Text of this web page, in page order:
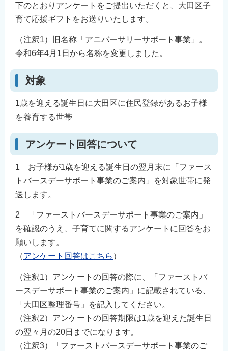
下のとおりアンケートをご提出いただくと、大田区子
育て応援ギフトをお送りいたします。
（注釈1）旧名称「アニバーサリーサポート事業」。
令和6年4月1日から名称を変更しました。
対象
1歳を迎える誕生日に大田区に住民登録があるお子様
を養育する世帯
アンケート回答について
1 お子様が1歳を迎える誕生日の翌月末に「ファース
トバースデーサポート事業のご案内」を対象世帯に発
送します。
2 「ファーストバースデーサポート事業のご案内」
を確認のうえ、子育てに関するアンケートに回答をお
願いします。
（アンケート回答はこちら ）
（注釈1）アンケートの回答の際に、「ファーストバ
ースデーサポート事業のご案内」に記載されている、
「大田区整理番号」を記入してください。
（注釈2）アンケートの回答期限は1歳を迎えた誕生日
の翌々月の20日までになります。
（注釈3）「ファーストバースデーサポート事業のご
한국어
नेपाली
Filipino